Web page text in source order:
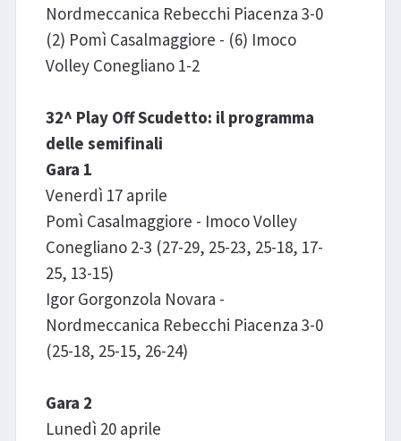
Nordmeccanica Rebecchi Piacenza 3-0
(2) Pomì Casalmaggiore - (6) Imoco
Volley Conegliano 1-2
32^ Play Off Scudetto: il programma
delle semifinali
Gara 1
Venerdì 17 aprile
Pomì Casalmaggiore - Imoco Volley
Conegliano 2-3 (27-29, 25-23, 25-18, 17-
25, 13-15)
Igor Gorgonzola Novara -
Nordmeccanica Rebecchi Piacenza 3-0
(25-18, 25-15, 26-24)
Gara 2
Lunedì 20 aprile